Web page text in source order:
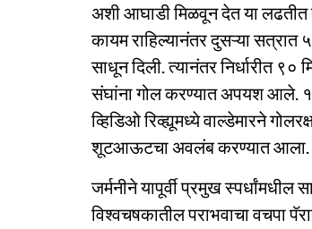
अशी आघाडी मिळवून देत या लढतीत
कायम राहिल्यानंतर दुसऱ्या सत्रात
साधून दिली. त्यानंतर निर्धारीत ९०
संघांना गोल करण्यात अपयश आले.
व्हिडिओ रिव्ह्यूमध्ये वाल्डेमारने
शूटआऊटचा अवलंब करण्यात आला.
जर्मनीने यापूर्वी प्रमुख
विश्वचषकातील पराभवाचा वचपा